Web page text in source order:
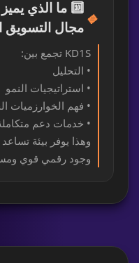
🔹مجال التسويق
KD1S تجمع بين:
• التحليل
• استراتيجيات النمو
• فهم الخوارزميات
• خدمات دعم
وهذا يوفر بيئة
وجود رقمي قوي